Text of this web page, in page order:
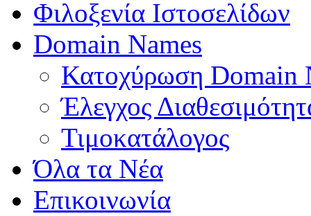
Φιλοξενία Ιστοσελίδων
Domain Names
Κατοχύρωση Domain
Έλεγχος
Τιμοκατάλογος
Όλα τα Νέα
Επικοινωνία